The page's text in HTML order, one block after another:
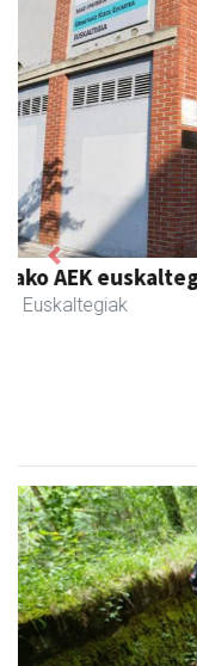
Previous